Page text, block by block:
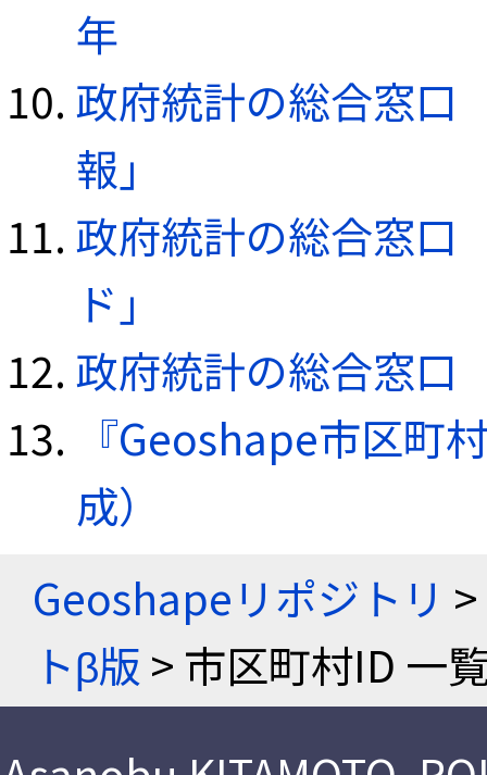
年
政府統計の総合窓口
報」
政府統計の総合窓口
ド」
政府統計の総合窓口
『Geoshape市区町
成）
Geoshapeリポジトリ >
トβ版 > 市区町村ID 一